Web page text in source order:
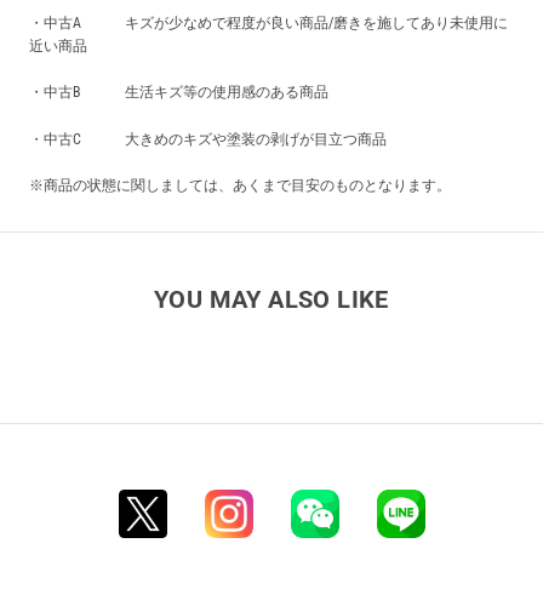
・中古A キズが少なめで程度が良い商品/磨きを施してあり未使用に
近い商品
・中古B 生活キズ等の使用感のある商品
・中古C 大きめのキズや塗装の剥げが目立つ商品
※商品の状態に関しましては、あくまで目安のものとなります。
YOU MAY ALSO LIKE